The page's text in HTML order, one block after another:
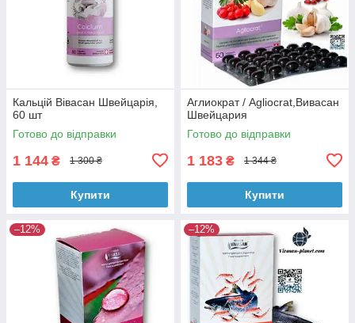
Кальцій Вівасан Швейцарія,
60 шт
Готово до відправки
1 144 ₴ 1 300 ₴
Купити
Аглиократ / Agliocrat,Вивасан
Швейцария
Готово до відправки
1 183 ₴ 1 344 ₴
Купити
–12% –12%